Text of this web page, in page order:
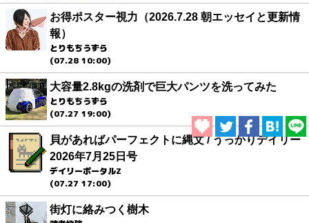
お得ポスター視力（2026.7.28 朝エッセイと更新情
報）
とりもちうずら
(07.28 10:00)
大容量2.8kgの洗剤で巨大パンツを洗ってみた
とりもちうずら
(07.27 19:00)
貝があればパーフェクトに縄文 / うっかりデイリー
2026年7月25日号
デイリーポータルZ
(07.27 17:00)
街灯に絡みつく樹木